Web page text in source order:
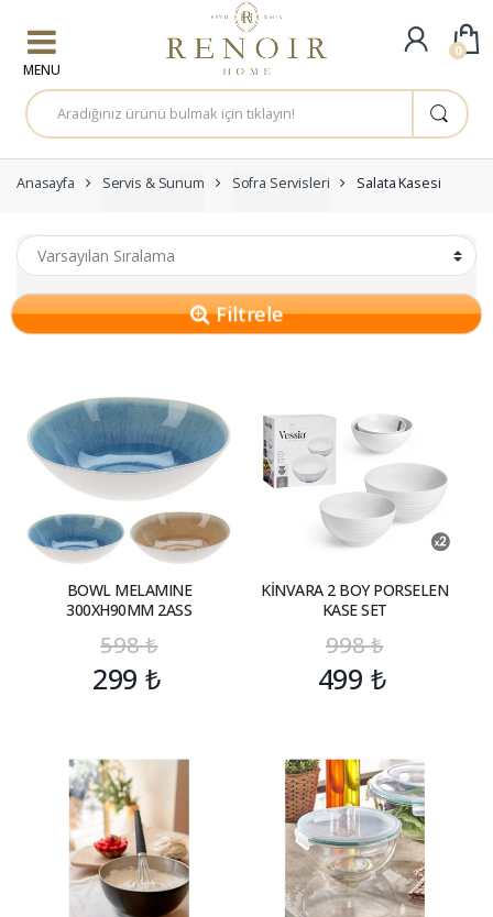
A
r
a
a
:
Anasayfa Servis & Sunum Sofra Servisleri Salata Kasesi
Filtrele
BOWL MELAMINE
300XH90MM 2ASS
598₺
299₺
KİNVARA 2 BOY PORSELEN
KASE SET
998₺
499 ₺
0